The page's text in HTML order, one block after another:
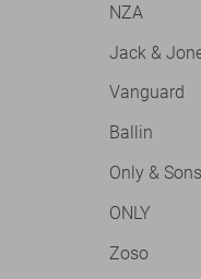
NZA
Jack &
Vanguard
Ballin
Only & Sons
ONLY
Zoso